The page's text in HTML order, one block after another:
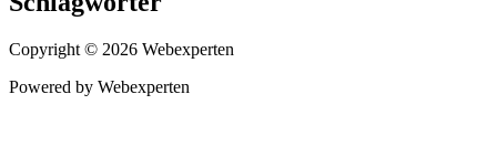
Copyright © 2026 Webexperten
Powered by Webexperten